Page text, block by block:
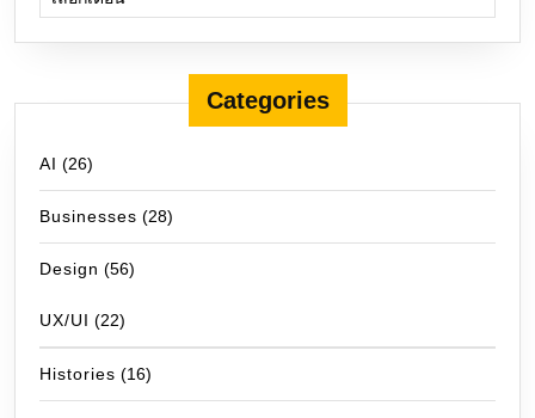
Categories
AI (26)
Businesses (28)
Design (56)
UX/UI (22)
Histories (16)